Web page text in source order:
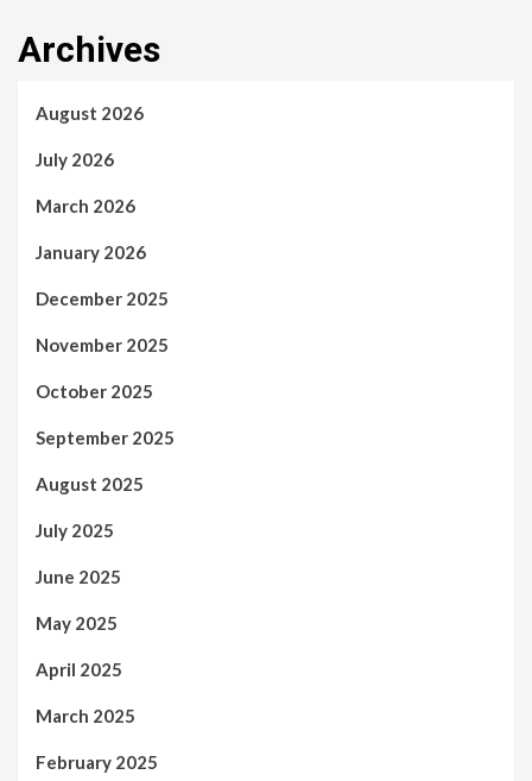
Archives
August 2026
July 2026
March 2026
January 2026
December 2025
November 2025
October 2025
September 2025
August 2025
July 2025
June 2025
May 2025
April 2025
March 2025
February 2025